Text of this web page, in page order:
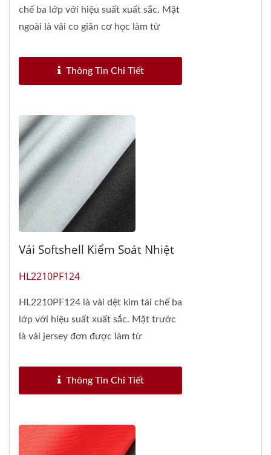
chế ba lớp với hiệu suất xuất sắc. Mặt
ngoài là vải co giãn cơ học làm từ
Thông Tin Chi Tiết
Vải Softshell Kiểm Soát Nhiệt
HL2210PF124
HL2210PF124 là vải dệt kim tái chế ba
lớp với hiệu suất xuất sắc. Mặt trước
là vải jersey đơn được làm từ
Thông Tin Chi Tiết